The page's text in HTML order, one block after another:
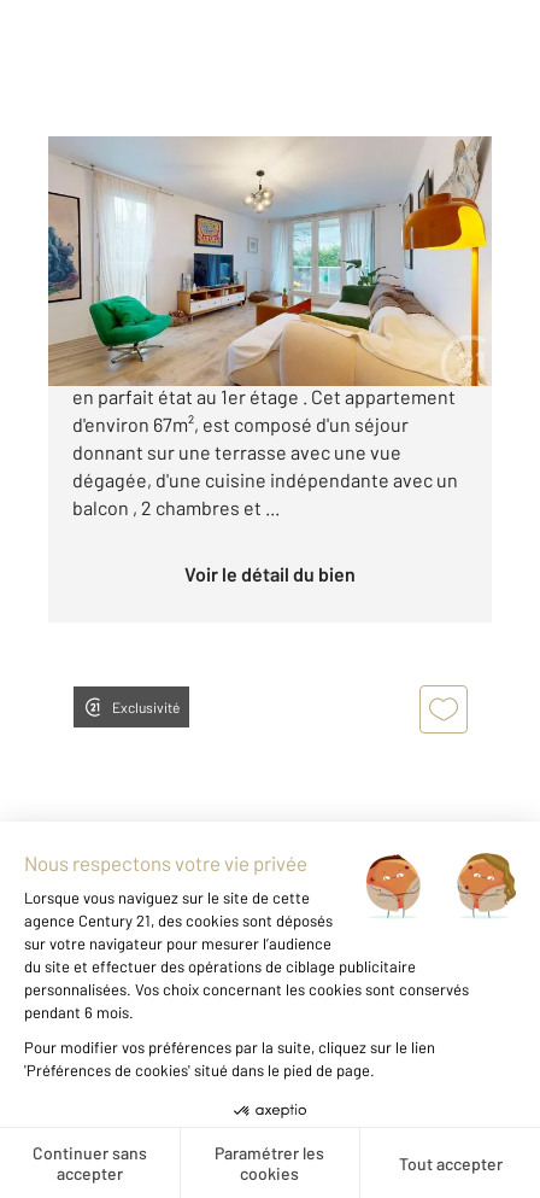
Créer une alerte
ANGLET 64
67,33 m2, 3 pièces
Ref : 2996
Appartement T3 à vendre
355 000 €
ANGLET ARITXAGUE, appartement de type 3
en parfait état au 1er étage . Cet appartement
d'environ 67m², est composé d'un séjour
donnant sur une terrasse avec une vue
dégagée, d'une cuisine indépendante avec un
balcon , 2 chambres et ...
Voir le détail du bien
Exclusivité
ANGLET 64
60,29 m2, 3 pièces
Ref : 5208
295 000 €
ANGLET - Découvrez ce bel appartement situé
dans une résidence récente et sécurisée. Ce